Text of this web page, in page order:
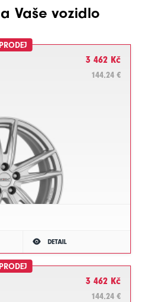
Vaše vozidlo
3 462 Kč
144.24 €
DETAIL
3 462 Kč
144.24 €